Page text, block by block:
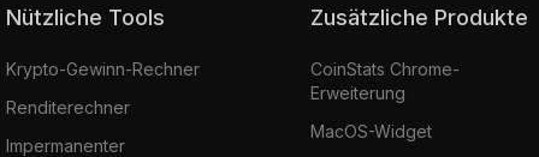
Nützliche Tools
Krypto-Gewinn-Rechner
Renditerechner
Impermanenter
Zusätzliche Produkte
CoinStats Chrome-
Erweiterung
MacOS-Widget